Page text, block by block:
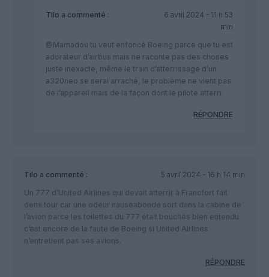
Tilo a commenté :
6 avril 2024 - 11 h 53
min
@Mamadou tu veut enfoncé Boeing parce que tu est
adorateur d’airbus mais ne raconte pas des choses
juste inexacte, même le train d’atterrissage d’un
a320neo se serai arraché, le problème ne vient pas
de l’appareil mais de la façon dont le pilote atterri.
RÉPONDRE
Tilo a commenté :
5 avril 2024 - 16 h 14 min
Un 777 d’United Airlines qui devait atterrir à Francfort fait
demi tour car une odeur nauséabonde sort dans la cabine de
l’avion parce les toilettes du 777 était bouchés bien entendu
c’est encore de la faute de Boeing si United Airlines
n’entretient pas ses avions.
RÉPONDRE